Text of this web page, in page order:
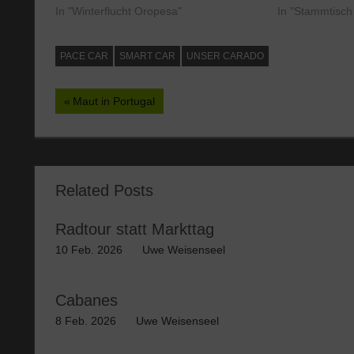
In "Winterflucht Oropesa"
In
PACE CAR SMART CAR UNSER CARADO
Beitragsnavigation
Vorheriger
Maut in Portugal
Related Posts
Radtour statt Markttag
10 Feb. 2026 Uwe Weisenseel
Cabanes
8 Feb. 2026 Uwe Weisenseel